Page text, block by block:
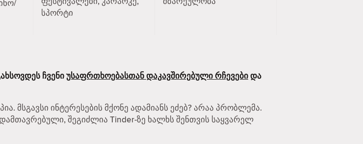
სპორტი
ჩვენიუსაფრთხოებასთან დაკავშირებული რჩევებიდა
მსგავსი ინტერესების მქონე ადამიანს ეძებ? არაა პრობლემა.
შეგიძლია Tinder-ზე ხალხს შენთვის საყვარელ